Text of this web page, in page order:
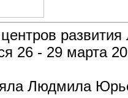
развития
26 - 29 марта
Людмила